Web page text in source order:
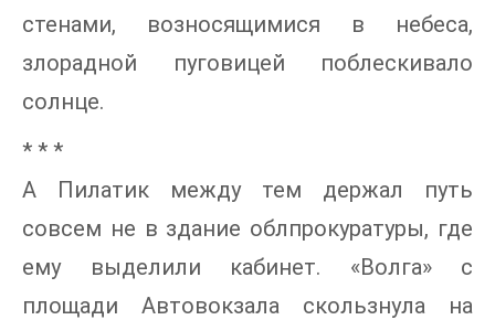
стенами, возносящимися в небеса,
злорадной пуговицей поблескивало
солнце.
* * *
А Пилатик между тем держал путь
совсем не в здание облпрокуратуры, где
ему выделили кабинет. «Волга» с
площади Автовокзала скользнула на